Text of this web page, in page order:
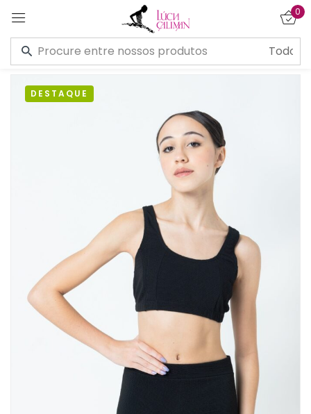
0
DESTAQUE
Entrar
Esqueceu a senha?
CONECTE-SE
CRIAR UMA CONTA